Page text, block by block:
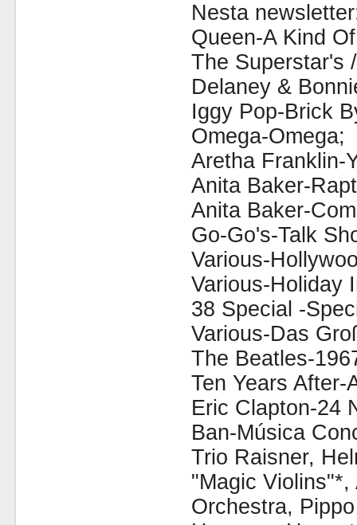
Nesta
Queen-A Kind
The Superstar's
Delaney &
Iggy Pop-Brick
Omega-Omega;
Aretha Franklin-
Anita Baker-
Anita Baker-
Go-Go's-Talk
Various-
Various-Holiday
38 Special -
Various-Das
The Beatles-
Ten Years After-
Eric Clapton-24
Ban-Música
Trio Raisner,
"Magic
Orchestra,